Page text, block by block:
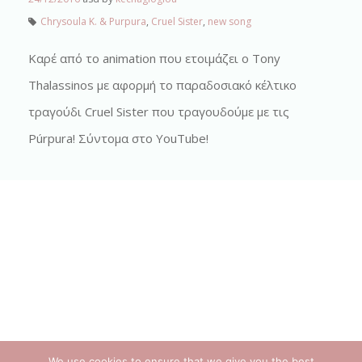
Chrysoula K. & Purpura, Cruel Sister, new song
Καρέ από το animation που ετοιμάζει ο Tony
Thalassinos με αφορμή το παραδοσιακό κέλτικο
τραγούδι Cruel Sister που τραγουδούμε με τις
Púrpura! Σύντομα στο YouTube!